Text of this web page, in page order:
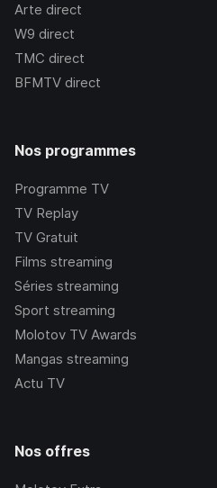
Arte direct
W9 direct
TMC direct
BFMTV direct
Nos programmes
Programme TV
TV Replay
TV Gratuit
Films streaming
Séries streaming
Sport streaming
Molotov TV Awards
Mangas streaming
Actu TV
Nos offres